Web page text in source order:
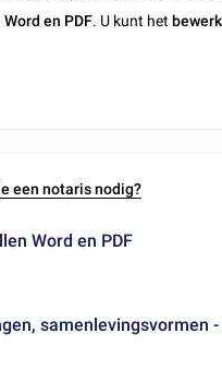
Word en PDF. U kunt het
een notaris nodig?
Word en PDF
samenlevingsvormen